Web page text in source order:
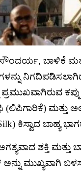
ಸೌಂದರ್ಯ, ಬಾಳಿಕೆ
ಪ್ರಮುಖವಾಗಿರುವ
(ಲಿಪಿಗಾರಿಕೆ) ಮತ್ತು
ಕಿಸ್ವಾದ ಬಾಹ್ಯ
ಶಕ್ತಿ
ಅನ್ನು ಮುಖ್ಯವಾಗಿ